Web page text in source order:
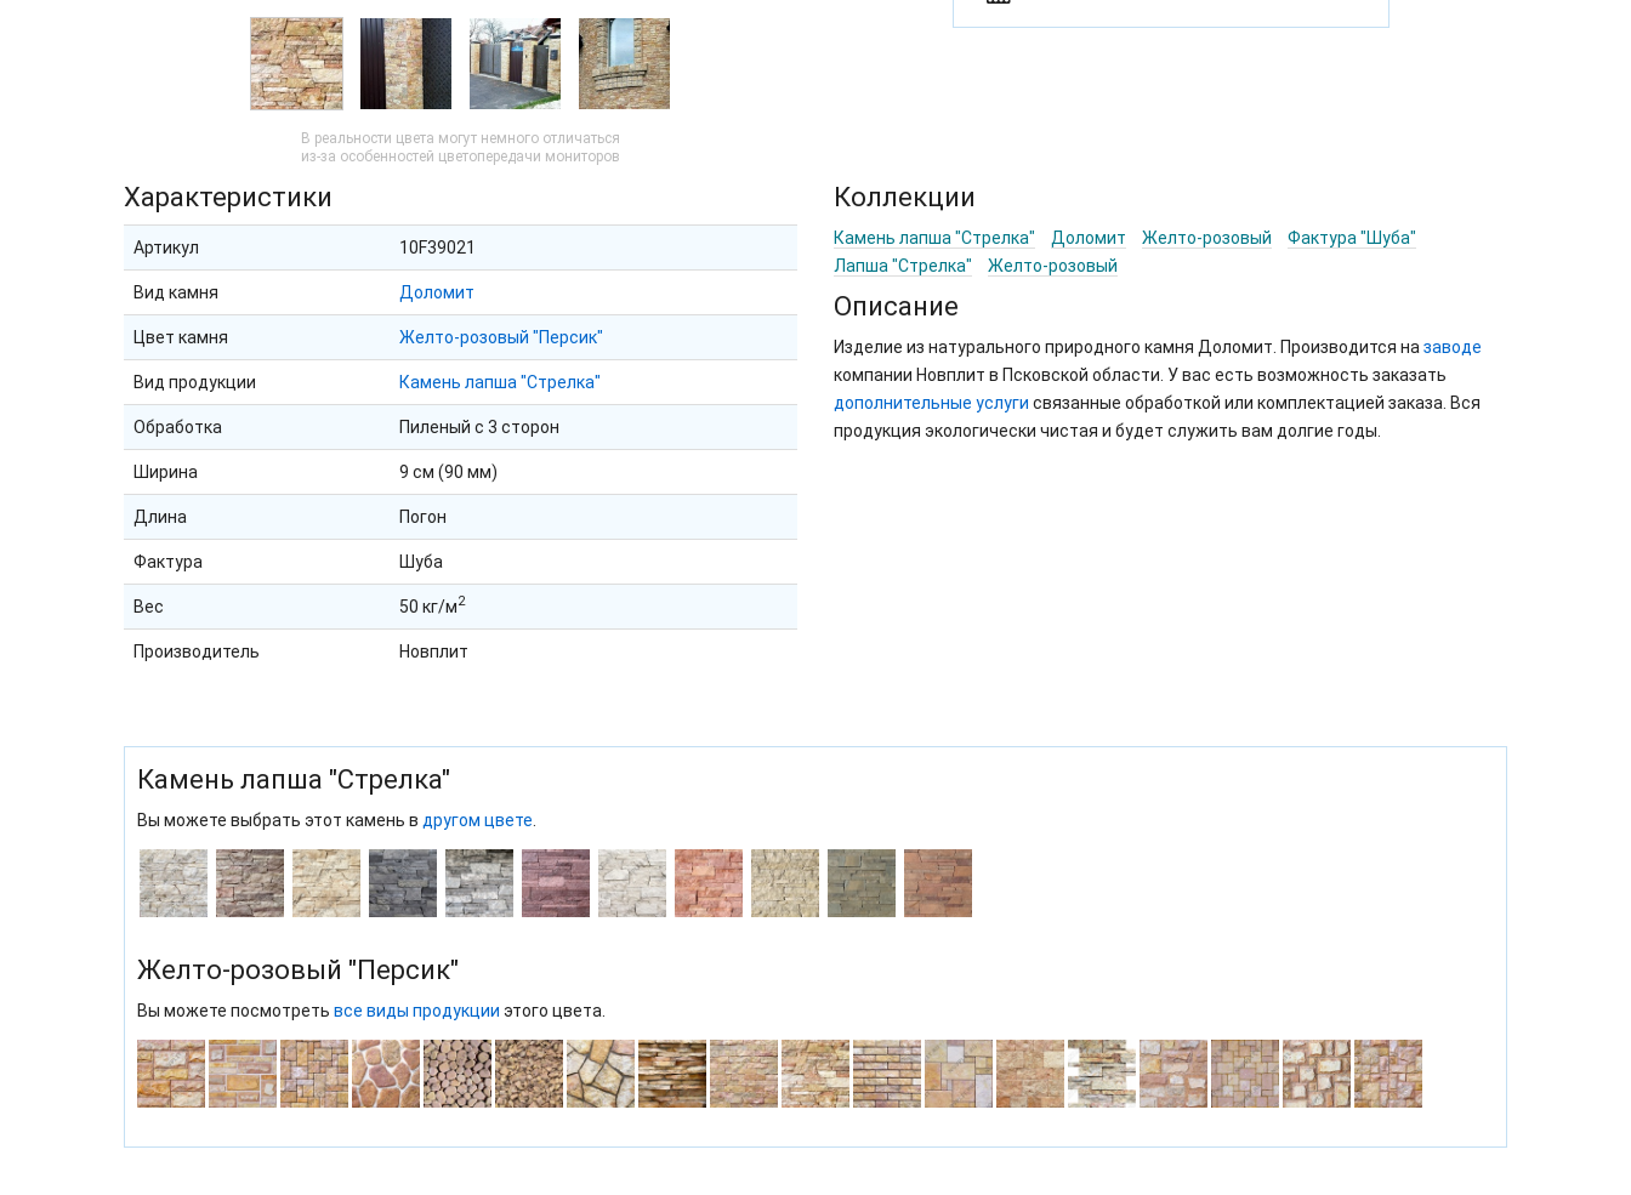
В реальности цвета могут немного отличаться
из-за особенностей цветопередачи мониторов
Характеристики
Артикул 10F39021
Вид камня Доломит
Цвет камня Желто-розовый "Персик"
Вид продукции Камень лапша "Стрелка"
Обработка Пиленый с 3 сторон
Ширина 9 см (90 мм)
Длина Погон
Фактура Шуба
Вес 50 кг/м2
Производитель Новплит
Коллекции
Камень лапша "Стрелка" Доломит Желто-розовый
Фактура "Шуба"
Лапша "Стрелка"
Желто-розовый
Описание
Изделие из натурального природного камня Доломит. Производится на заводе
компании Новплит в Псковской области. У вас есть возможность заказать
дополнительные услуги связанные обработкой или комплектацией заказа. Вся
продукция экологически чистая и будет служить вам долгие годы.
Камень лапша "Стрелка"
Вы можете выбрать этот камень в другом цвете
Желто-розовый "Персик"
Вы можете посмотреть все виды продукции этого цвета.